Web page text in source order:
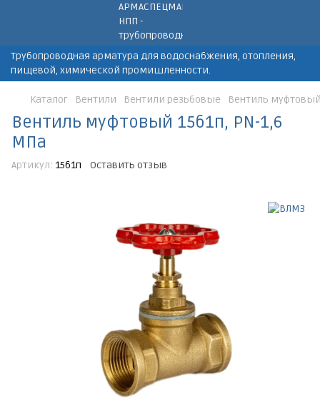
Трубопроводная арматура для водоснабжения, отопления,
пищевой, химической промишленности.
Каталог Вентили Вентили резьбовые Вентиль
Вентиль муфтовый 15б1п, PN-1,6
МПа
Артикул: 15б1п Оставить отзыв